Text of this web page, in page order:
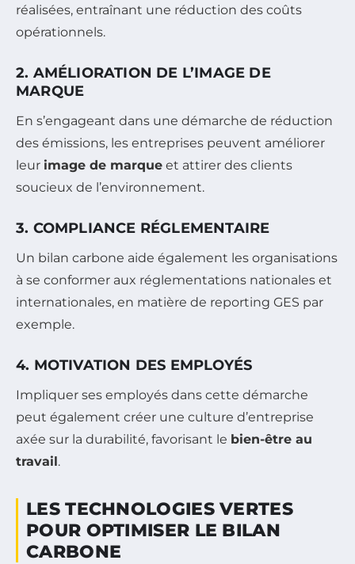
réalisées, entraînant une réduction des coûts
opérationnels.
2. AMÉLIORATION DE L’IMAGE DE
MARQUE
En s’engageant dans une démarche de réduction
des émissions, les entreprises peuvent améliorer
leur image de marque et attirer des clients
soucieux de l’environnement.
3. COMPLIANCE RÉGLEMENTAIRE
Un bilan carbone aide également les organisations
à se conformer aux réglementations nationales et
internationales, en matière de reporting GES par
exemple.
4. MOTIVATION DES EMPLOYÉS
Impliquer ses employés dans cette démarche
peut également créer une culture d’entreprise
axée sur la durabilité, favorisant le bien-être au
travail.
LES TECHNOLOGIES VERTES
POUR OPTIMISER LE BILAN
CARBONE